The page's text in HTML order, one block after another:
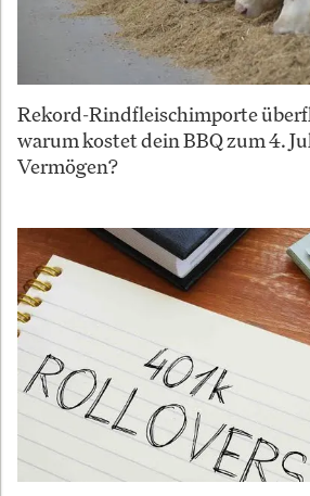
Rekord-Rindfleischimporte
warum kostet dein BBQ zum 4.
Vermögen?